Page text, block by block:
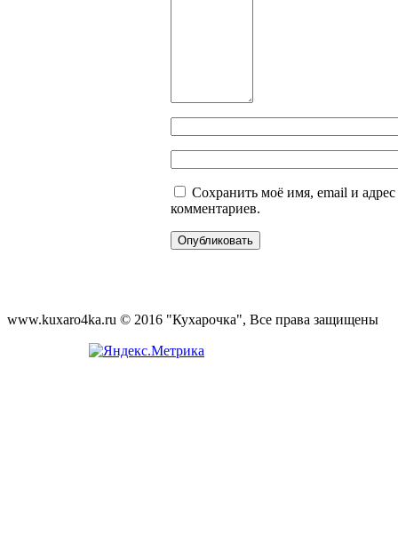
Сохранить моё имя, email и
комментариев.
www.kuxaro4ka.ru © 2016 "Кухарочка", Все права защищены